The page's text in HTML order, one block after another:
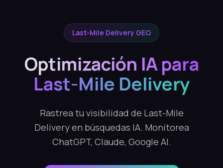
Last-Mile Delivery GEO
Optimización IA para
Last-Mile Delivery
Rastrea tu visibilidad de Last-Mile
Delivery en búsquedas IA. Monitorea
ChatGPT, Claude, Google AI.